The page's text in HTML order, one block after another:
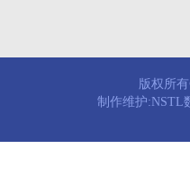
版权所
制作维护:NSTL